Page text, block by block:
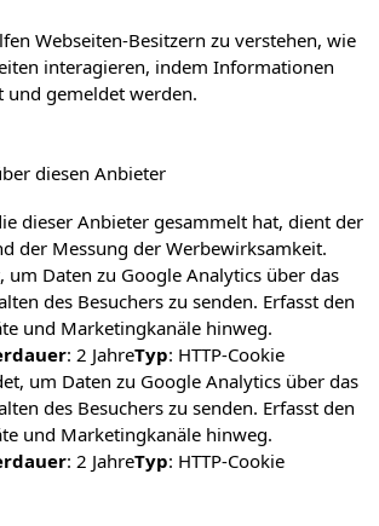
Webseiten-Besitzern zu verstehen, wie
interagieren, indem Informationen
gemeldet werden.
diesen Anbieter
dieser Anbieter gesammelt hat, dient der
der Messung der Werbewirksamkeit.
um Daten zu Google Analytics über das
des Besuchers zu senden. Erfasst den
und Marketingkanäle hinweg.
: 2 JahreTyp: HTTP-Cookie
um Daten zu Google Analytics über das
des Besuchers zu senden. Erfasst den
und Marketingkanäle hinweg.
: 2 JahreTyp: HTTP-Cookie